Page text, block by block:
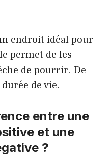
endroit idéal pour
permet de les
de pourrir. De
de vie.
entre une
et une
?